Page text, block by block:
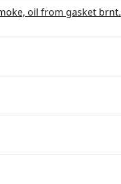
oil from gasket brnt.